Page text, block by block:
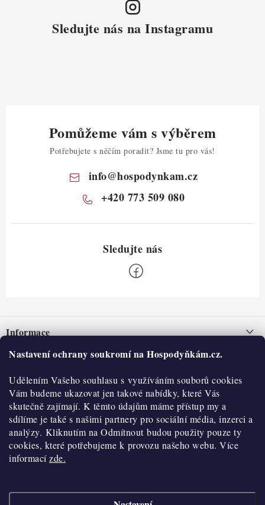
Nastavení ochrany soukromí na Hospodyňkám.cz.
Udělením Vašeho souhlasu s využíváním souborů cookies
Vám budeme ukazovat jen takové nabídky, které Vás
skutečně zajímají. K těmto údajům máme přístup my a
sdílíme je také s našimi partnery pro sociální média, inzerci a
analýzy. Kliknutím na Odmítnout budou použity pouze ty
cookies, které potřebujeme k provozu našeho webu. Více
informacízde.
Sledujte nás na Instagramu
Pomůžeme vám s výběrem
Potřebujete s něčím poradit? Jsme tu pro vás!
info@hospodynkam.cz
+420 773 509 080
pInformace
Nepřevzetí zásilky na dobírku
Obchodní podmínky
Hodnocení obchodu
Blog
Moje objednávka
O nás
Historie
Kontakty
O nákupu
Reklamace a vratky
Výdejní místa